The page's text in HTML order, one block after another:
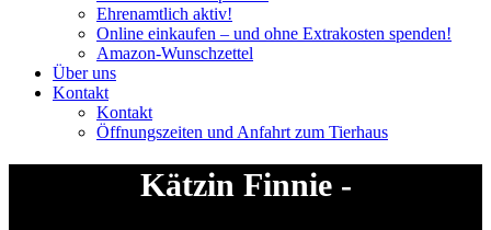
Ehrenamtlich aktiv!
Online einkaufen – und ohne Extrakosten spenden!
Amazon-Wunschzettel
Über uns
Kontakt
Kontakt
Öffnungszeiten und Anfahrt zum Tierhaus
Kätzin Finnie -